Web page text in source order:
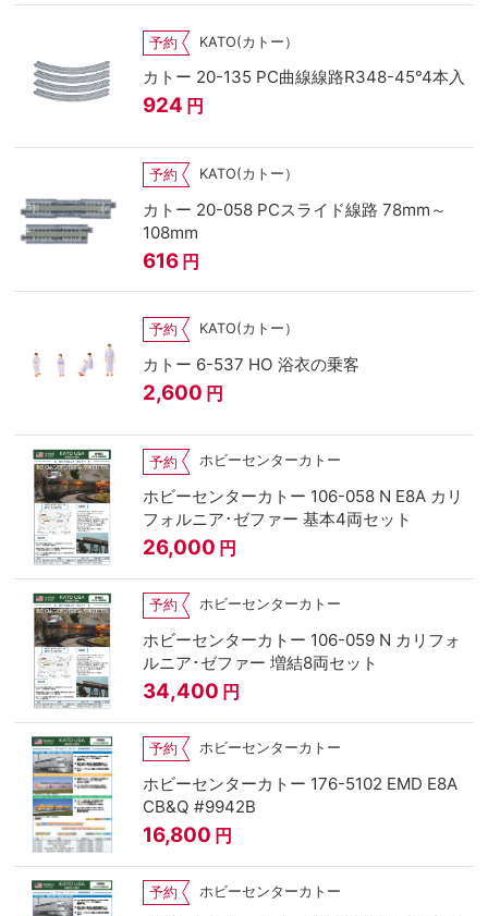
予約 KATO(カトー）
カトー 20-135 PC曲線線路R348-45°4本入
924 円
予約 KATO(カトー）
カトー 20-058 PCスライド線路 78mm～
108mm
616 円
予約 KATO(カトー）
カトー 6-537 HO 浴衣の乗客
2,600 円
予約 ホビーセンターカトー
ホビーセンターカトー 106-058 N E8A カリ
フォルニア･ゼファー 基本4両セット
26,000 円
予約 ホビーセンターカトー
ホビーセンターカトー 106-059 N カリフォ
ルニア･ゼファー 増結8両セット
34,400 円
予約 ホビーセンターカトー
ホビーセンターカトー 176-5102 EMD E8A
CB&Q #9942B
16,800 円
予約 ホビーセンターカトー